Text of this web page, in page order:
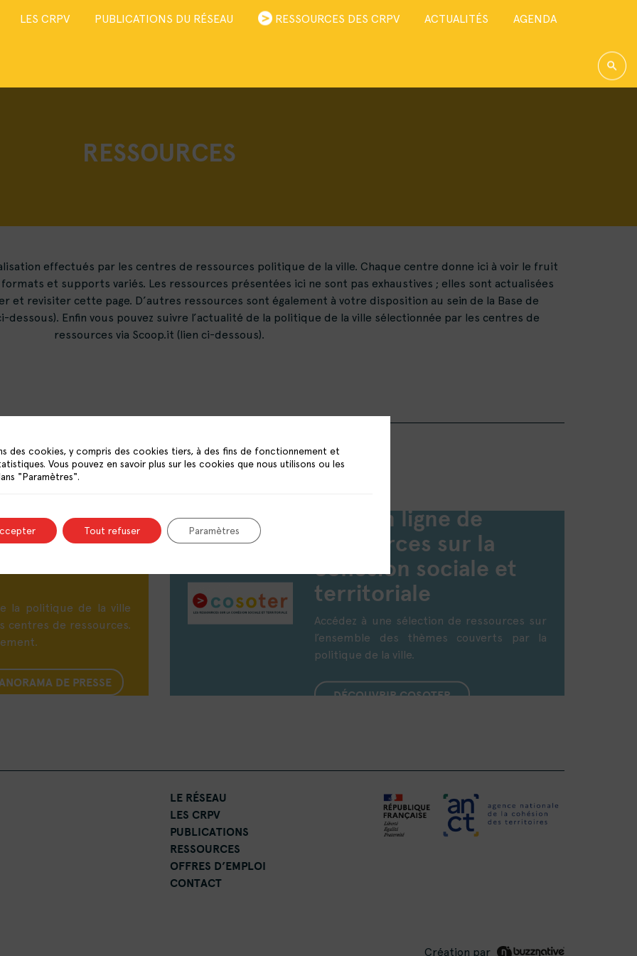
LES CRPV PUBLICATIONS DU RÉSEAU RESSOURCES DES CRPV ACTUALITÉS
AGENDA
RESSOURCES
effectués par les centres de ressources politique de la ville. Chaque centre donne ici à voir le fruit
et supports variés. Les ressources présentées ici ne sont pas exhaustives ; elles sont actualisées
et revisiter cette page. D’autres ressources sont également à votre disposition au sein de la Base de
dessous). Enfin vous pouvez suivre l’actualité de la politique de la ville sélectionnée par les centres de
ressources via Scoop.it (lien ci-dessous).
Aucun résultat trouvé
de presse
de la
la politique de la ville
centres de ressources.
DE PRESSE
Base en ligne de
ressources sur la
cohésion sociale et
territoriale
Accédez à une sélection de ressources sur
l’ensemble des thèmes couverts par la
politique de la ville.
DÉCOUVRIR COSOTER
LE RÉSEAU
LES CRPV
PUBLICATIONS
RESSOURCES
OFFRES D’EMPLOI
CONTACT
Création par
des cookies, y compris des cookies tiers, à des fins de fonctionnement et
Vous pouvez en savoir plus sur les cookies que nous utilisons ou les
"Paramètres".
Tout refuser Paramètres